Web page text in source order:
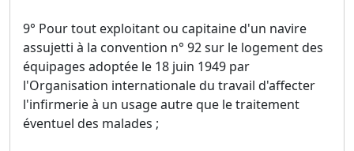
9° Pour tout exploitant ou capitaine d'un navire
assujetti à la convention n° 92 sur le logement des
équipages adoptée le 18 juin 1949 par
l'Organisation internationale du travail d'affecter
l'infirmerie à un usage autre que le traitement
éventuel des malades ;